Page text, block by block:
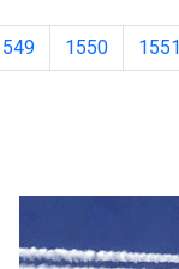
1550 1551